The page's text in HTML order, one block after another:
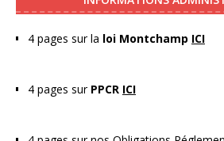
4 pages sur la loi Montchamp ICI
4 pages sur PPCR ICI